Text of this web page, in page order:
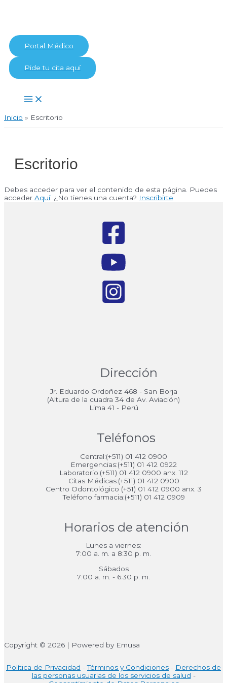
Portal Médico
Pide tu cita aquí
Main
Menu
Inicio
Escritorio
Escritorio
Debes acceder para ver el contenido de esta página. Puedes
acceder Aquí. ¿No tienes una cuenta? Inscribirte
Dirección
Jr. Eduardo Ordoñez 468 - San Borja
(Altura de la cuadra 34 de Av. Aviación)
Lima 41 - Perú
Teléfonos
Central:(+511) 01 412 0900
Emergencias:(+511) 01 412 0922
Laboratorio:(+511) 01 412 0900 anx. 112
Citas Médicas:(+511) 01 412 0900
Centro Odontológico (+51) 01 412 0900 anx. 3
Teléfono farmacia:(+511) 01 412 0909
Horarios de atención
Lunes a viernes:
7:00 a. m. a 8:30 p. m.
Sábados
7:00 a. m. - 6:30 p. m.
Copyright © 2026 | Powered by Emusa
Política de Privacidad -Términos y Condiciones - Derechos de
las personas usuarias de los servicios de salud -